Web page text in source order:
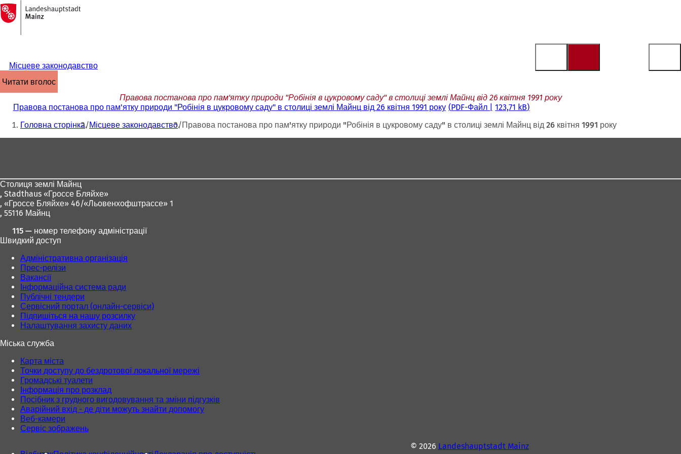
Перейти до змісту
На
головну
сторінку
Місцеве законодавство
читати вголос
Правова постанова про пам'ятку природи "Робінія в цукровому саду" в столиці землі Майнц від 26 квітня 1991 року
Правова постанова про пам'ятку природи "Робінія в цукровому саду" в столиці землі Майнц від 26 квітня 1991 року PDF-Файл 123,71 kB
Ти
тут:
Головна сторінка Місцеве законодавство Правова постанова про пам'ятку природи "Робінія в цукровому саду" в столиці землі Майнц від 26 квітня 1991 року
Столиця землі Майнц
, Stadthaus «Гроссе Бляйхе»
, «Гроссе Бляйхе» 46/«Льовенхофштрассе» 1
, 55116 Майнц
115 — номер телефону адміністрації
Швидкий доступ
Адміністративна організація
Прес-релізи
Вакансії
Інформаційна система ради
Публічні тендери
Сервісний портал (онлайн-сервіси)
Підпишіться на нашу розсилку
Налаштування захисту даних
Міська служба
Карта міста
Точки доступу до бездротової локальної мережі
Громадські туалети
Інформація про розклад
Посібник з грудного вигодовування та зміни підгузків
Аварійний вхід - де діти можуть знайти допомогу
Веб-камери
Сервіс зображень
© 2026 Landeshauptstadt Mainz